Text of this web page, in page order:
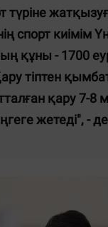
түріне
спорт киімім
құны - 1700
тіптен
қару 7-8
жетеді", -